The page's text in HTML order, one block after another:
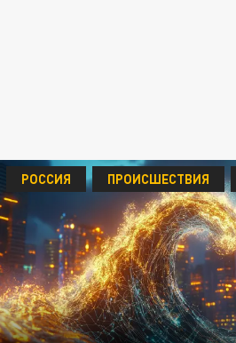
РОССИЯ ПРОИСШЕСТВИЯ